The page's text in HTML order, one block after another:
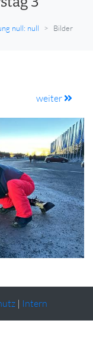
null: null Bilder
weiter
| Intern